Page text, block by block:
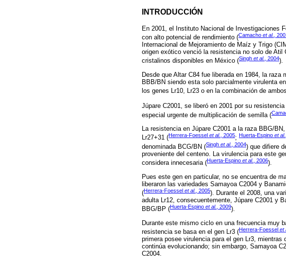
INTRODUCCIÓN
En 2001, el Instituto Nacional de Investigaciones
con alto potencial de rendimiento (Camacho et al.,
Internacional de Mejoramiento de Maíz y Trigo
origen exótico venció la resistencia no solo de
cristalinos disponibles en México (Singh et al., 2004).
Desde que Altar C84 fue liberada en 1984, la
BBB/BN siendo esta solo parcialmente virulenta
los genes Lr10, Lr23 o en la combinación de
Júpare C2001, se liberó en 2001 por su
especial urgente de multiplicación de semilla (
La resistencia en Júpare C2001 a la raza BBG/
Lr27+31 (Herrera-Foessel et al., 2005; Huerta-Espino et al
denominada BCG/BN (Singh et al., 2004) que difiere
proveniente del centeno. La virulencia para este
considera innecesaria (Huerta-Espino et al., 2006).
Pues este gen en particular, no se encuentra de
liberaron las variedades Samayoa C2004 y
(Herrera-Foessel et al., 2005). Durante el 2008, una
adulta Lr12, consecuentemente, Júpare C2001 y
BBG/BP (Huerta-Espino et al., 2009).
Durante este mismo ciclo en una frecuencia muy
resistencia se basa en el gen Lr3 (Herrera-Foessel et
primera posee virulencia para el gen Lr3,
continúa evolucionando; sin embargo, Samayoa
C2004.